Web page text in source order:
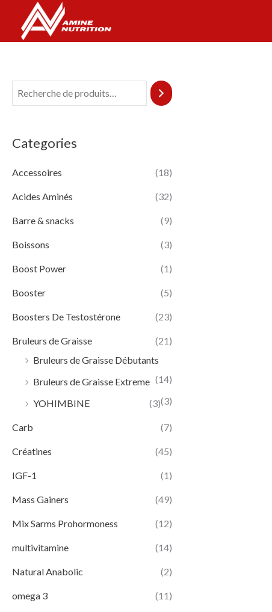
contenu
Categories
Accessoires (18)
Acides Aminés (32)
Barre & snacks (9)
Boissons (3)
Boost Power (1)
Booster (5)
Boosters De Testostérone (23)
Bruleurs de Graisse
(21)
Bruleurs de Graisse Débutants
(14)
Bruleurs de Graisse Extreme
(3)
YOHIMBINE (3)
Carb (7)
Créatines (45)
IGF-1 (1)
Mass Gainers (49)
Mix Sarms Prohormoness (12)
multivitamine (14)
Natural Anabolic (2)
omega 3 (11)